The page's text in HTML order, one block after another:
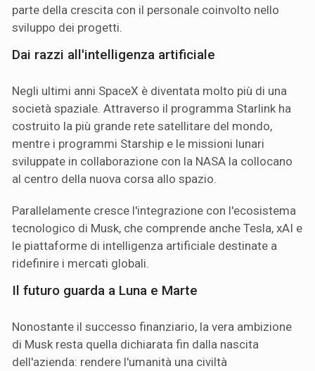
parte della crescita con il personale coinvolto nello
sviluppo dei progetti.
Dai razzi all'intelligenza artificiale
Negli ultimi anni SpaceX è diventata molto più di una
società spaziale. Attraverso il programma Starlink ha
costruito la più grande rete satellitare del mondo,
mentre i programmi Starship e le missioni lunari
sviluppate in collaborazione con la NASA la collocano
al centro della nuova corsa allo spazio.
Parallelamente cresce l'integrazione con l'ecosistema
tecnologico di Musk, che comprende anche Tesla, xAI e
le piattaforme di intelligenza artificiale destinate a
ridefinire i mercati globali.
Il futuro guarda a Luna e Marte
Nonostante il successo finanziario, la vera ambizione
di Musk resta quella dichiarata fin dalla nascita
dell'azienda: rendere l'umanità una civiltà